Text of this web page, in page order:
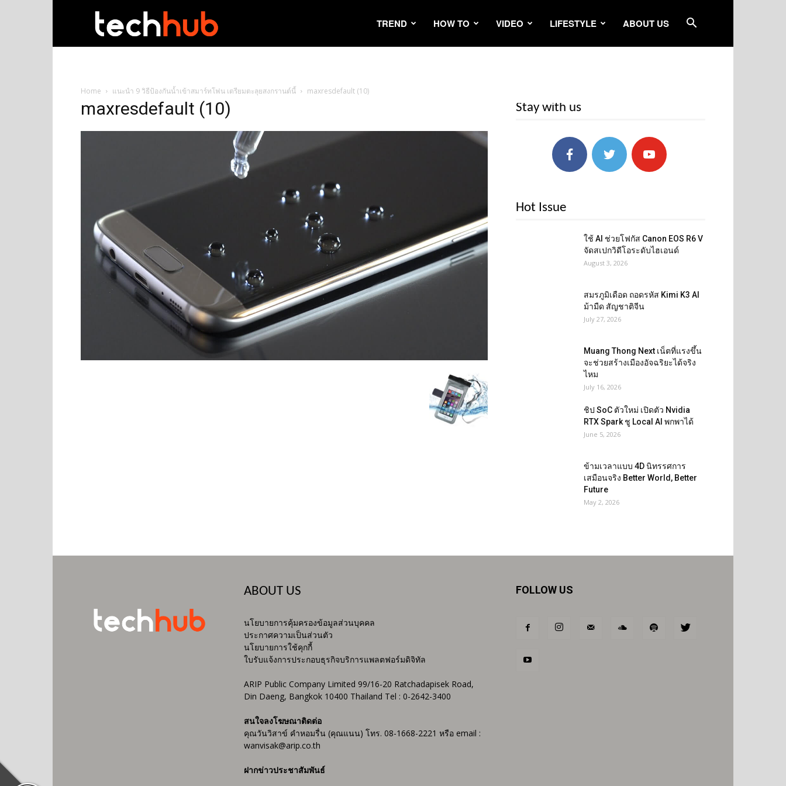
TREND HOW TO VIDEO LIFESTYLE ABOUT US
Home แนะนำ 9 วิธีป้องกันน้ำเข้าสมาร์ทโฟน เตรียมตะลุยสงกรานต์นี้ maxresdefault (10)
maxresdefault (10) Stay with us
Hot Issue
ใช้ AI ช่วยโฟกัส Canon EOS R6 V
จัดสเปกวิดีโอระดับไฮเอนด์
August 3, 2026
สมรภูมิเดือด ถอดรหัส Kimi K3 AI
ม้ามืด สัญชาติจีน
July 27, 2026
Muang Thong Next เน็ตที่แรงขึ้น
จะช่วยสร้างเมืองอัจฉริยะได้จริง
ไหม
July 16, 2026
ชิป SoC ตัวใหม่ เปิดตัว Nvidia
RTX Spark ชู Local AI พกพาได้
June 5, 2026
ข้ามเวลาแบบ 4D นิทรรศการ
เสมือนจริง Better World, Better
Future
May 2, 2026
ABOUT US
นโยบายการคุ้มครองข้อมูลส่วนบุคคล
ประกาศความเป็นส่วนตัว
นโยบายการใช้คุกกี้
ใบรับแจ้งการประกอบธุรกิจบริการแพลตฟอร์มดิจิทัล
ARIP Public Company Limited 99/16-20 Ratchadapisek Road,
Din Daeng, Bangkok 10400 Thailand Tel : 0-2642-3400
สนใจลงโฆษณาติดต่อ
คุณวันวิสาข์ คำหอมรื่น (คุณแนน) โทร. 08-1668-2221 หรือ email :
wanvisak@arip.co.th
ฝากข่าวประชาสัมพันธ์
FOLLOW US